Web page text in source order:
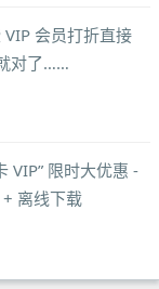
会员打折直接
对了……
VIP” 限时大优惠 -
离线下载